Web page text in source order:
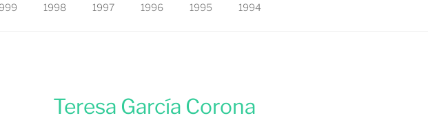
1998 1997 1996 1995 1994
Teresa García Corona